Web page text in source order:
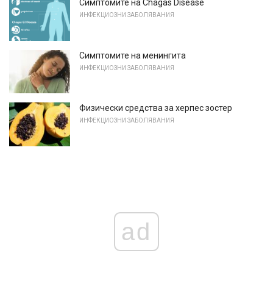
Симптомите на Chagas Disease
ИНФЕКЦИОЗНИ ЗАБОЛЯВАНИЯ
Симптомите на менингита
ИНФЕКЦИОЗНИ ЗАБОЛЯВАНИЯ
Физически средства за херпес зостер
ИНФЕКЦИОЗНИ ЗАБОЛЯВАНИЯ
ad